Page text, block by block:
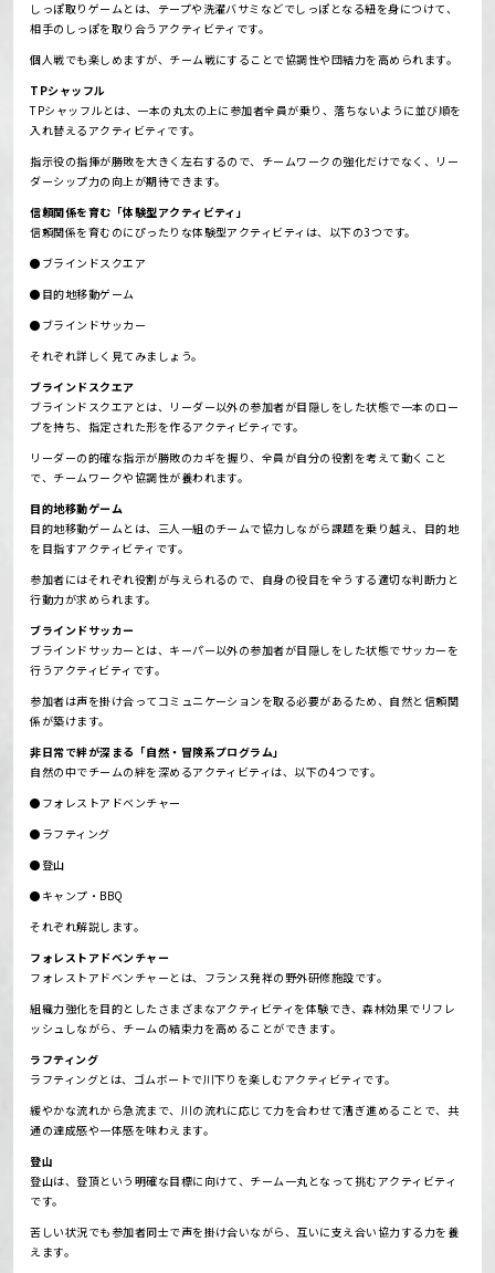
しっぽ取りゲームとは、テープや洗濯バサミなどでしっぽとなる紐を身につけて、
相手のしっぽを取り合うアクティビティです。
個人戦でも楽しめますが、チーム戦にすることで協調性や団結力を高められます。
TPシャッフル
TPシャッフルとは、一本の丸太の上に参加者全員が乗り、落ちないように並び順を
入れ替えるアクティビティです。
指示役の指揮が勝敗を大きく左右するので、チームワークの強化だけでなく、リー
ダーシップ力の向上が期待できます。
信頼関係を育む「体験型アクティビティ」
信頼関係を育むのにぴったりな体験型アクティビティは、以下の3つです。
●ブラインドスクエア
●目的地移動ゲーム
●ブラインドサッカー
それぞれ詳しく見てみましょう。
ブラインドスクエア
ブラインドスクエアとは、リーダー以外の参加者が目隠しをした状態で一本のロー
プを持ち、指定された形を作るアクティビティです。
リーダーの的確な指示が勝敗のカギを握り、全員が自分の役割を考えて動くこと
で、チームワークや協調性が養われます。
目的地移動ゲーム
目的地移動ゲームとは、三人一組のチームで協力しながら課題を乗り越え、目的地
を目指すアクティビティです。
参加者にはそれぞれ役割が与えられるので、自身の役目を全うする適切な判断力と
行動力が求められます。
ブラインドサッカー
ブラインドサッカーとは、キーパー以外の参加者が目隠しをした状態でサッカーを
行うアクティビティです。
参加者は声を掛け合ってコミュニケーションを取る必要があるため、自然と信頼関
係が築けます。
非日常で絆が深まる「自然・冒険系プログラム」
自然の中でチームの絆を深めるアクティビティは、以下の4つです。
●フォレストアドベンチャー
●ラフティング
●登山
●キャンプ・BBQ
それぞれ解説します。
フォレストアドベンチャー
フォレストアドベンチャーとは、フランス発祥の野外研修施設です。
組織力強化を目的としたさまざまなアクティビティを体験でき、森林効果でリフレ
ッシュしながら、チームの結束力を高めることができます。
ラフティング
ラフティングとは、ゴムボートで川下りを楽しむアクティビティです。
緩やかな流れから急流まで、川の流れに応じて力を合わせて漕ぎ進めることで、共
通の達成感や一体感を味わえます。
登山
登山は、登頂という明確な目標に向けて、チーム一丸となって挑むアクティビティ
です。
苦しい状況でも参加者同士で声を掛け合いながら、互いに支え合い協力する力を養
えます。